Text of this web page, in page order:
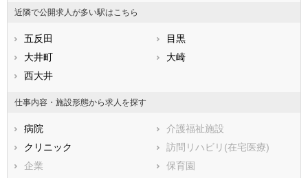
福岡県
佐賀県
熊本県
鹿児島県
大田区
渋谷区
中野区
杉並区
豊島区
北区
江戸川区
市部
八王子市
立川市
近隣で公開求人が多い駅はこちら
五反田
目黒
大井町
大崎
西大井
仕事内容・施設形態から求人を探す
病院
介護福祉施設
クリニック
訪問リハビリ(在宅医療)
企業
保育園